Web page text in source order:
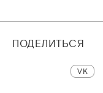
ПОДЕЛИТЬСЯ
VK